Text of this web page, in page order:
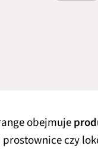
obejmuje
prostownice czy